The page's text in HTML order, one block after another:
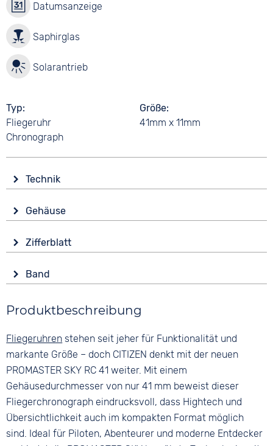
Datumsanzeige
Saphirglas
Solarantrieb
Typ
Fliegeruhr
Chronograph
Größe
41mm x 11mm
Technik
Solar
Funk
Funkgesteuert
Funktionen
Datumsanzeige
Ewiger Kalender
Stoppuhr
Zeitzonen / Weltzeit
Gehäuse
Saphirglas
Form
Rund
Material
Farbe
Silber
Zifferblatt
Analog
Grün
Ziffern
Keine
Band
Schwarz
Material
Edelstahl
Bandschließe
Faltschließe
Produktbeschreibung
Fliegeruhren stehen seit jeher für Funktionalität und
markante Größe – doch CITIZEN denkt mit der neuen
PROMASTER SKY RC 41 weiter. Mit einem
Gehäusedurchmesser von nur 41 mm beweist dieser
Fliegerchronograph eindrucksvoll, dass Hightech und
Übersichtlichkeit auch im kompakten Format möglich
sind. Ideal für Piloten, Abenteurer und moderne Entdecker